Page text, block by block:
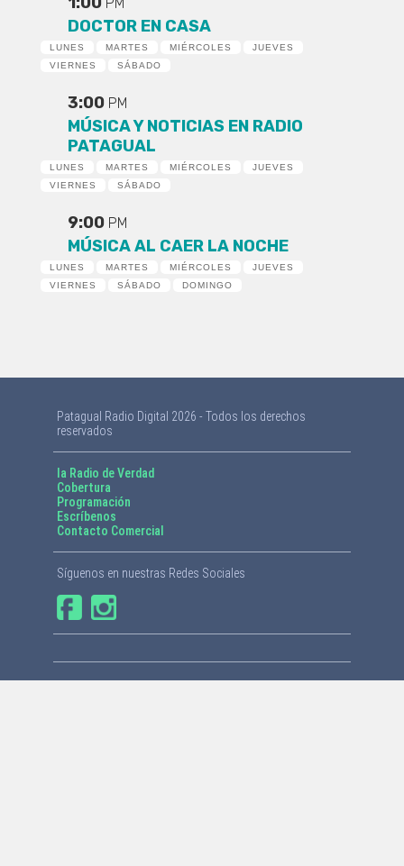
DOCTOR EN CASA
LUNES MARTES MIÉRCOLES
JUEVES
VIERNES
SÁBADO
3:00 PM
MÚSICA Y NOTICIAS EN RADIO
PATAGUAL
LUNES MARTES MIÉRCOLES
JUEVES
VIERNES
SÁBADO
9:00 PM
MÚSICA AL CAER LA NOCHE
LUNES MARTES MIÉRCOLES
JUEVES
VIERNES
SÁBADO DOMINGO
Patagual Radio Digital 2026 - Todos los derechos
reservados
la Radio de Verdad
Cobertura
Programación
Escríbenos
Contacto Comercial
Síguenos en nuestras Redes Sociales